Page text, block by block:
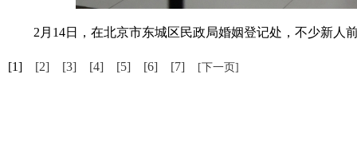
2月14日，在北京市东城区民政局婚姻登记处，不少新人
[1] [2] [3] [4] [5] [6] [7] [下一页]